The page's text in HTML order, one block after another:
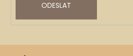
ODESLAT